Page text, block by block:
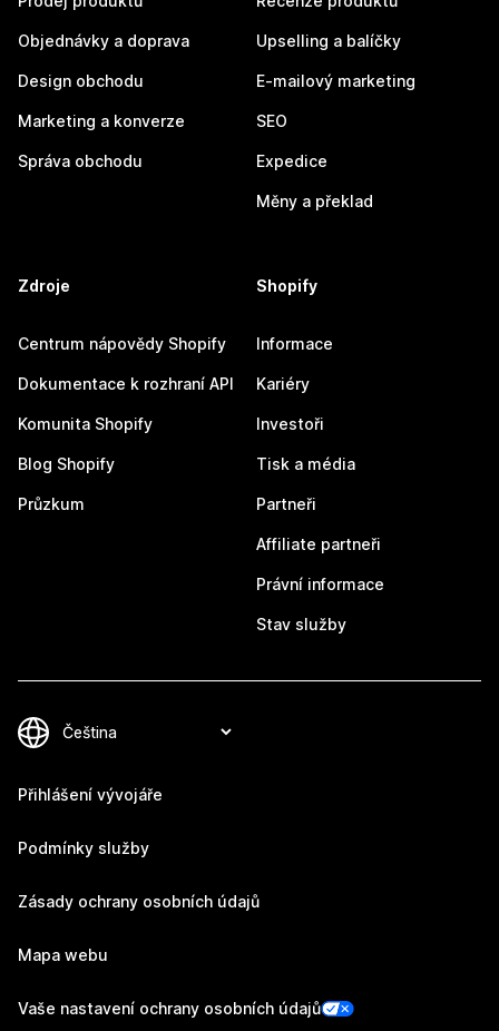
Objednávky a doprava
Design obchodu
Marketing a konverze
Správa obchodu
Upselling a balíčky
E-mailový marketing
SEO
Expedice
Měny a překlad
Zdroje
Centrum nápovědy Shopify
Dokumentace k rozhraní API
Komunita Shopify
Blog Shopify
Průzkum
Shopify
Informace
Kariéry
Investoři
Tisk a média
Partneři
Affiliate partneři
Právní informace
Stav služby
Přihlášení vývojáře
Podmínky služby
Zásady ochrany osobních údajů
Mapa webu
Vaše nastavení ochrany osobních údajů